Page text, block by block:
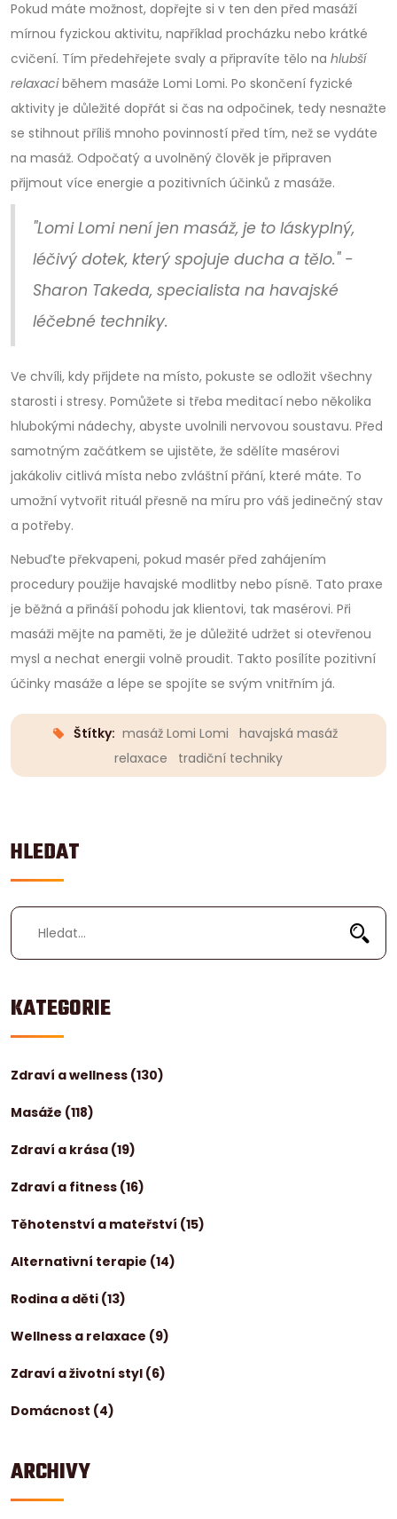
HLEDAT
KATEGORIE
Zdraví a wellness (130)
Masáže (118)
Zdraví a krása (19)
Zdraví a fitness (16)
Těhotenství a mateřství (15)
Alternativní terapie (14)
Rodina a děti (13)
Wellness a relaxace (9)
Zdraví a životní styl (6)
Domácnost (4)
ARCHIVY
Pokud máte možnost, dopřejte si v ten den před masáží
mírnou fyzickou aktivitu, například procházku nebo krátké
cvičení. Tím předehřejete svaly a připravíte tělo na hlubší
relaxaciběhem masáže Lomi Lomi. Po skončení fyzické
aktivity je důležité dopřát si čas na odpočinek, tedy nesnažte
se stihnout příliš mnoho povinností před tím, než se vydáte
na masáž. Odpočatý a uvolněný člověk je připraven
přijmout více energie a pozitivních účinků z masáže.
"Lomi Lomi není jen masáž, je to láskyplný,
léčivý dotek, který spojuje ducha a tělo." -
Sharon Takeda, specialista na havajské
léčebné techniky.
Ve chvíli, kdy přijdete na místo, pokuste se odložit všechny
starosti i stresy. Pomůžete si třeba meditací nebo několika
hlubokými nádechy, abyste uvolnili nervovou soustavu. Před
samotným začátkem se ujistěte, že sdělíte masérovi
jakákoliv citlivá místa nebo zvláštní přání, které máte. To
umožní vytvořit rituál přesně na míru pro váš jedinečný stav
a potřeby.
Nebuďte překvapeni, pokud masér před zahájením
procedury použije havajské modlitby nebo písně. Tato praxe
je běžná a přináší pohodu jak klientovi, tak masérovi. Při
masáži mějte na paměti, že je důležité udržet si otevřenou
mysl a nechat energii volně proudit. Takto posílíte pozitivní
účinky masáže a lépe se spojíte se svým vnitřním já.
Štítky: masáž Lomi Lomi
havajská masáž
relaxace
tradiční techniky